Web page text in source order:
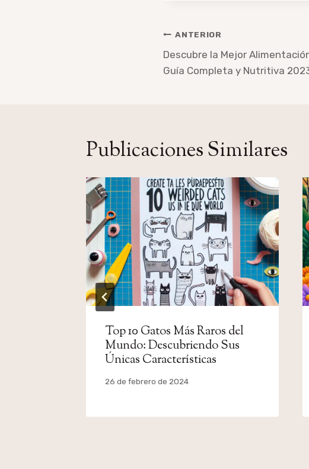
Navegación
de
entradas
ANTERIOR
Descubre la Mejor
Guía Completa y Nutritiva
Publicaciones Similares
Top 10 Gatos Más Raros del
Mundo: Descubriendo Sus
Únicas Características
Por
26 de febrero de 2024